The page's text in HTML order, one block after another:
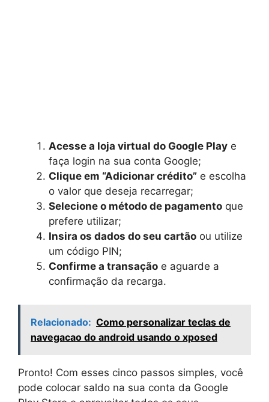
Acesse a loja virtual do Google Play e
faça login na sua conta Google;
Clique em “Adicionar crédito” e escolha
o valor que deseja recarregar;
Selecione o método de pagamento que
prefere utilizar;
Insira os dados do seu cartão ou utilize
um código PIN;
Confirme a transação e aguarde a
confirmação da recarga.
Relacionado: Como personalizar teclas de
navegacao do android usando o xposed
Pronto! Com esses cinco passos simples, você
pode colocar saldo na sua conta da Google